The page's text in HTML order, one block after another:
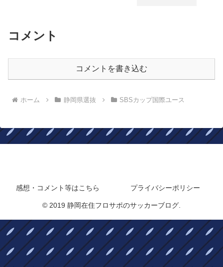
コメント
コメントを書き込む
ホーム 静岡県選抜 SBSカップ国際ユース
感想・コメント等はこちら プライバシーポリシー
© 2019 静岡在住フロサポのサッカーブログ.